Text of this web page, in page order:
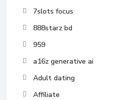
7slots focus
888starz bd
959
a16z generative ai
Adult dating
Affiliate